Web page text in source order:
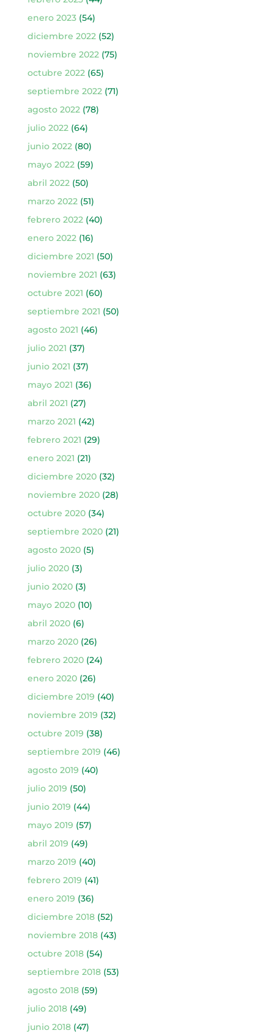
enero 2023(54)
diciembre 2022 (52)
noviembre 2022 (75)
octubre 2022 (65)
septiembre 2022 (71)
agosto 2022 (78)
julio 2022 (64)
junio 2022 (80)
mayo 2022 (59)
abril 2022 (50)
marzo 2022 (51)
febrero 2022 (40)
enero 2022 (16)
diciembre 2021 (50)
noviembre 2021 (63)
octubre 2021 (60)
septiembre 2021 (50)
agosto 2021 (46)
julio 2021 (37)
junio 2021 (37)
mayo 2021 (36)
abril 2021 (27)
marzo 2021 (42)
febrero 2021 (29)
enero 2021 (21)
diciembre 2020(32)
noviembre 2020(28)
octubre 2020(34)
septiembre 2020(21)
agosto 2020(5)
julio 2020(3)
junio 2020(3)
mayo 2020(10)
abril 2020(6)
marzo 2020(26)
febrero 2020(24)
enero 2020(26)
diciembre 2019 (40)
noviembre 2019 (32)
octubre 2019 (38)
septiembre 2019 (46)
agosto 2019 (40)
julio 2019 (50)
junio 2019 (44)
mayo 2019 (57)
abril 2019 (49)
marzo 2019 (40)
febrero 2019 (41)
enero 2019 (36)
diciembre 2018(52)
noviembre 2018(43)
octubre 2018(54)
septiembre 2018(53)
agosto 2018(59)
julio 2018(49)
junio 2018(47)